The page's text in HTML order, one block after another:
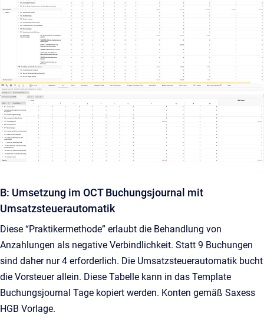
B: Umsetzung im OCT Buchungsjournal mit
Umsatzsteuerautomatik
Diese “Praktikermethode” erlaubt die Behandlung von
Anzahlungen als negative Verbindlichkeit. Statt 9 Buchungen
sind daher nur 4 erforderlich. Die Umsatzsteuerautomatik bucht
die Vorsteuer allein. Diese Tabelle kann in das Template
Buchungsjournal Tage kopiert werden. Konten gemäß Saxess
HGB Vorlage.